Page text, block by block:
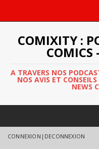
COMIXITY :
COMICS
A TRAVERS NOS
NOS AVIS ET CONSEILS
NEWS
CONNEXION|DECONNEXION